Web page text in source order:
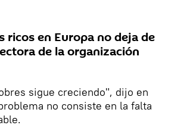
ricos en Europa no deja de
de la organización
sigue creciendo", dijo en
no consiste en la falta